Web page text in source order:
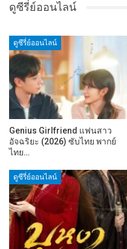
ดูซีรี่ย์ออนไลน์
ดูซีรี่ย์ออนไลน์
Genius Girlfriend แฟนสาว
อัจฉริยะ (2026) ซับไทย พากย์
ไทย…
ดูซีรี่ย์ออนไลน์